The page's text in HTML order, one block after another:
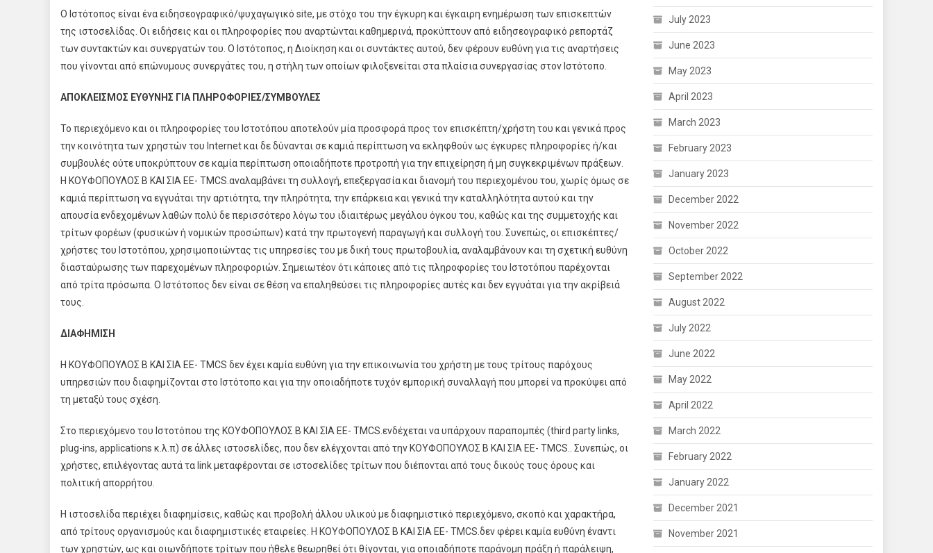
Ο Ιστότοπος είναι ένα ειδησεογραφικό/ψυχαγωγικό site, με στόχο του την έγκυρη και έγκαιρη ενημέρωση των επισκεπτών
της ιστοσελίδας. Οι ειδήσεις και οι πληροφορίες που αναρτώνται καθημερινά, προκύπτουν από ειδησεογραφικό ρεπορτάζ
των συντακτών και συνεργατών του. Ο Ιστότοπος, η Διοίκηση και οι συντάκτες αυτού, δεν φέρουν ευθύνη για τις αναρτήσεις
που γίνονται από επώνυμους συνεργάτες του, η στήλη των οποίων φιλοξενείται στα πλαίσια συνεργασίας στον Ιστότοπο.
ΑΠΟΚΛΕΙΣΜΟΣ ΕΥΘΥΝΗΣ ΓΙΑ ΠΛΗΡΟΦΟΡΙΕΣ/ΣΥΜΒΟΥΛΕΣ
Το περιεχόμενο και οι πληροφορίες του Ιστοτόπου αποτελούν μία προσφορά προς τον επισκέπτη/χρήστη του και γενικά προς
την κοινότητα των χρηστών του Internet και δε δύνανται σε καμιά περίπτωση να εκληφθούν ως έγκυρες πληροφορίες ή/και
συμβουλές ούτε υποκρύπτουν σε καμία περίπτωση οποιαδήποτε προτροπή για την επιχείρηση ή μη συγκεκριμένων πράξεων.
Η ΚΟΥΦΟΠΟΥΛΟΣ Β ΚΑΙ ΣΙΑ ΕΕ- TMCS.αναλαμβάνει τη συλλογή, επεξεργασία και διανομή του περιεχομένου του, χωρίς όμως σε
καμιά περίπτωση να εγγυάται την αρτιότητα, την πληρότητα, την επάρκεια και γενικά την καταλληλότητα αυτού και την
απουσία ενδεχομένων λαθών πολύ δε περισσότερο λόγω του ιδιαιτέρως μεγάλου όγκου του, καθώς και της συμμετοχής και
τρίτων φορέων (φυσικών ή νομικών προσώπων) κατά την πρωτογενή παραγωγή και συλλογή του. Συνεπώς, οι επισκέπτες/
χρήστες του Ιστοτόπου, χρησιμοποιώντας τις υπηρεσίες του με δική τους πρωτοβουλία, αναλαμβάνουν και τη σχετική ευθύνη
διασταύρωσης των παρεχομένων πληροφοριών. Σημειωτέον ότι κάποιες από τις πληροφορίες του Ιστοτόπου παρέχονται
από τρίτα πρόσωπα. Ο Ιστότοπος δεν είναι σε θέση να επαληθεύσει τις πληροφορίες αυτές και δεν εγγυάται για την ακρίβειά
τους.
ΔΙΑΦΗΜΙΣΗ
Η ΚΟΥΦΟΠΟΥΛΟΣ Β ΚΑΙ ΣΙΑ ΕΕ- TMCS δεν έχει καμία ευθύνη για την επικοινωνία του χρήστη με τους τρίτους παρόχους
υπηρεσιών που διαφημίζονται στο Ιστότοπο και για την οποιαδήποτε τυχόν εμπορική συναλλαγή που μπορεί να προκύψει από
τη μεταξύ τους σχέση.
Στο περιεχόμενο του Ιστοτόπου της ΚΟΥΦΟΠΟΥΛΟΣ Β ΚΑΙ ΣΙΑ ΕΕ- TMCS.ενδέχεται να υπάρχουν παραπομπές (third party links,
plug-ins, applications κ.λ.π) σε άλλες ιστοσελίδες, που δεν ελέγχονται από την ΚΟΥΦΟΠΟΥΛΟΣ Β ΚΑΙ ΣΙΑ ΕΕ- TMCS.. Συνεπώς, οι
χρήστες, επιλέγοντας αυτά τα link μεταφέρονται σε ιστοσελίδες τρίτων που διέπονται από τους δικούς τους όρους και
πολιτική απορρήτου.
Η ιστοσελίδα περιέχει διαφημίσεις, καθώς και προβολή άλλου υλικού με διαφημιστικό περιεχόμενο, σκοπό και χαρακτήρα,
από τρίτους οργανισμούς και διαφημιστικές εταιρείες. Η ΚΟΥΦΟΠΟΥΛΟΣ Β ΚΑΙ ΣΙΑ ΕΕ- TMCS.δεν φέρει καμία ευθύνη έναντι
των χρηστών, ως και οιωνδήποτε τρίτων που ήθελε θεωρηθεί ότι θίγονται, για οποιαδήποτε παράνομη πράξη ή παράλειψη,
July 2023
June 2023
May 2023
April 2023
March 2023
February 2023
January 2023
December 2022
November 2022
October 2022
September 2022
August 2022
July 2022
June 2022
May 2022
April 2022
March 2022
February 2022
January 2022
December 2021
November 2021